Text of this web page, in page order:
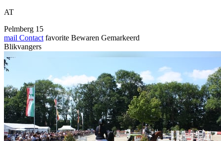
AT
Pelmberg 15
mail Contact favorite Bewaren Gemarkeerd
Blikvangers